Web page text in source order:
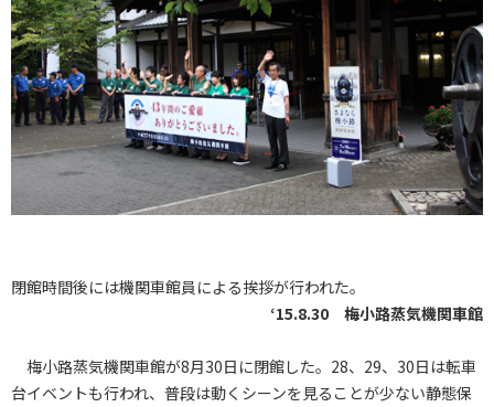
閉館時間後には機関車館員による挨拶が行われた。
‘15.8.30 梅小路蒸気機関車館
梅小路蒸気機関車館が8月30日に閉館した。28、29、30日は転車
台イベントも行われ、普段は動くシーンを見ることが少ない静態保